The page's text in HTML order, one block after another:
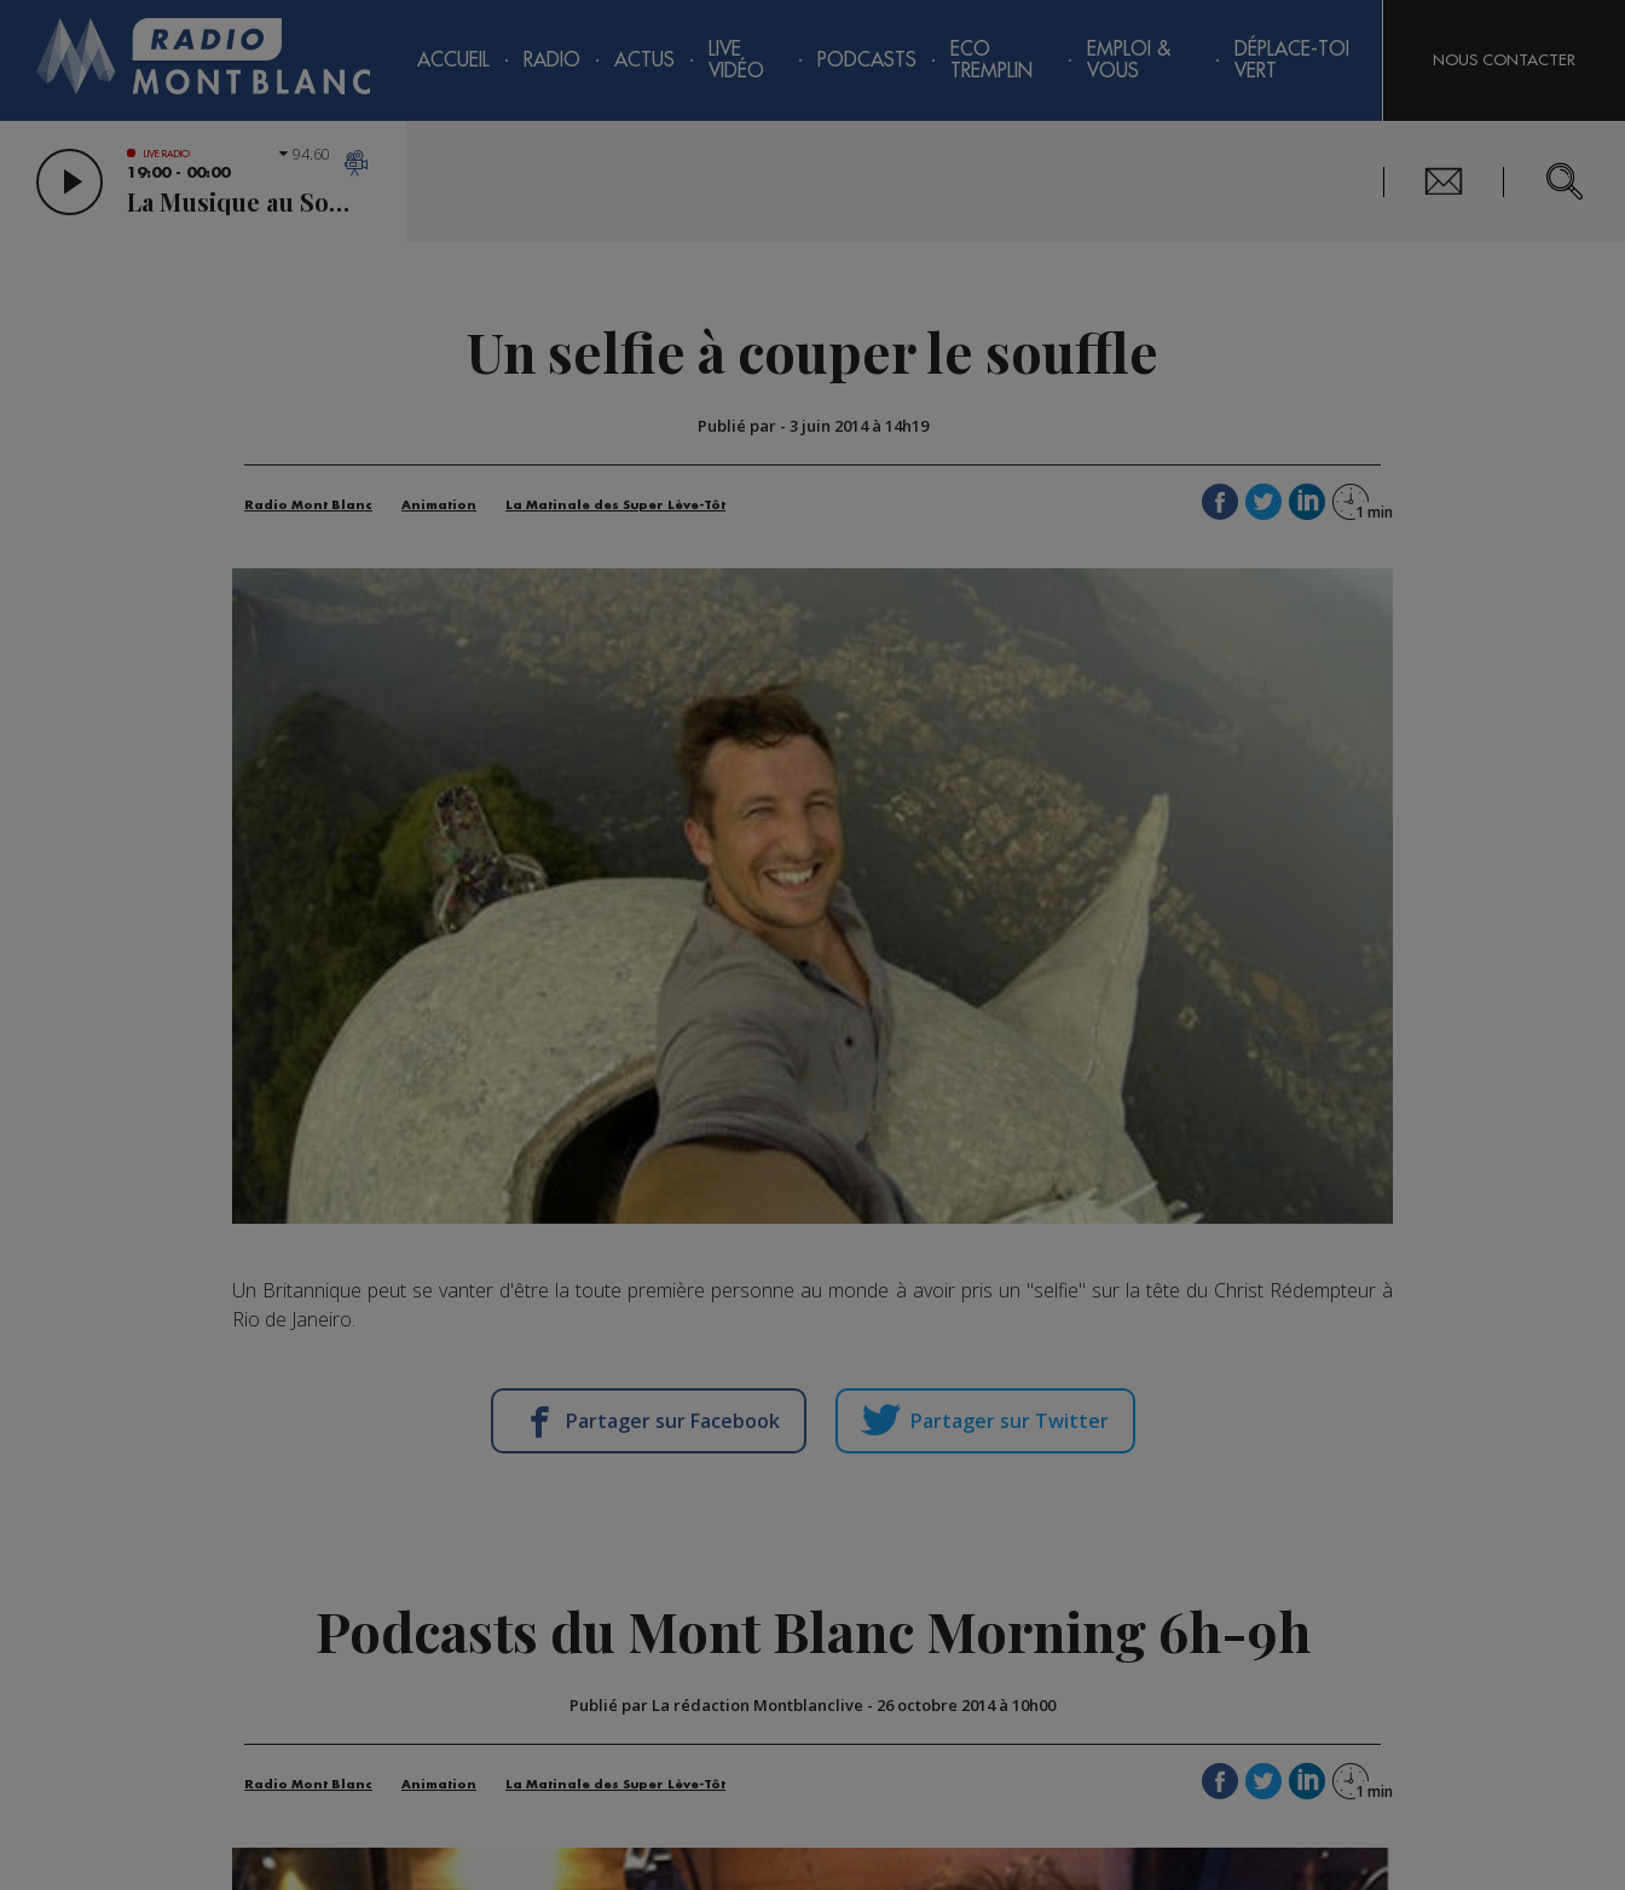
ACCUEIL RADIO ACTUS
LIVE
VIDÉO
PODCASTS
ECO
TREMPLIN
EMPLOI &
VOUS
DÉPLACE-TOI
VERT
NOUS CONTACTER
LIVE RADIO
19:00 - 00:00
La Musique au Sommet
94.60
Un selfie à couper le souffle
Publié par - 3 juin 2014 à 14h19
Radio Mont Blanc Animation La Matinale des Super Lève-Tôt
Un Britannique peut se vanter d'être la toute première personne au monde à avoir pris un "selfie" sur la tête du Christ Rédempteur à
Rio de Janeiro.
Partager sur Facebook Partager sur Twitter
Podcasts du Mont Blanc Morning 6h-9h
Publié par La rédaction Montblanclive - 26 octobre 2014 à 10h00
Radio Mont Blanc Animation La Matinale des Super Lève-Tôt